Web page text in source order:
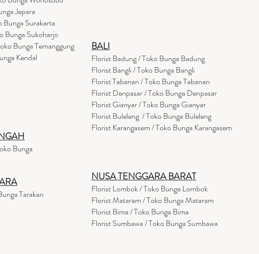
Jepara
Bunga Surakarta
Bunga Sukoharjo
Bunga Temanggung
Kendal
Bunga
Tarakan
BALI
Florist Badung / Toko Bunga Badung
Florist Bangli / Toko Bunga Bangli
FloristTabanan/ Toko Bunga Tabanan
Florist Denpasar / Toko Bunga Denpasar
Florist Gianyar / Toko Bunga Gianyar
Florist Buleleng / Toko Bunga Buleleng
Florist Karangasem / Toko Bunga Karangasem
NUSA TENGGARA BARAT
Florist Lombok / Toko Bunga Lombok
FloristMataram/ Toko Bunga Mataram
Florist Bima / Toko Bunga Bima
Florist Sumbawa / Toko Bunga Sumbawa